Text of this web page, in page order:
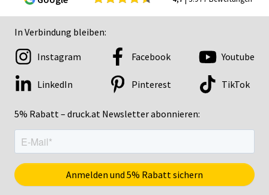
In Verbindung bleiben:
5% Rabatt – druck.at Newsletter abonnieren:
Instagram Facebook Youtube
LinkedIn Pinterest TikTok